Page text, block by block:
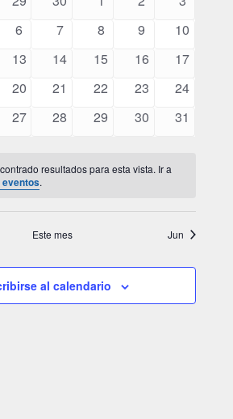
0
6
0
7
0
8
0
9
0
10
0
13
0
14
0
15
0
16
0
17
0
20
0
21
0
22
0
23
0
24
0
27
0
28
0
29
0
30
0
31
resultados para esta vista. Ir a
.
Este mes Jun
al calendario